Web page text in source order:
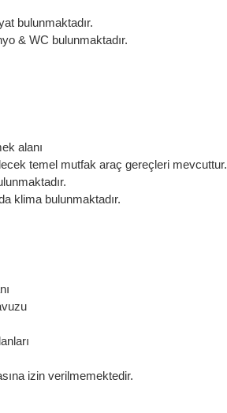
bulunmaktadır.
& WC bulunmaktadır.
alanı
temel mutfak araç gereçleri mevcuttur.
klima bulunmaktadır.
izin verilmemektedir.